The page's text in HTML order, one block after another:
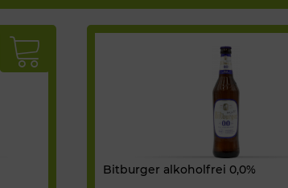
Bitburger alkoholfrei 0,0%